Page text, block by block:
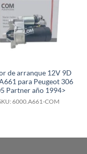
de arranque 12V 9D
para Peugeot 306
Partner año 1994>
6000.A661-COM